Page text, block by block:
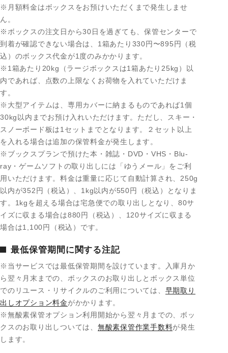
※月額料金はボックスをお預けいただくまで発生しませ
ん。
※ボックスの注文日から30日を過ぎても、保管センターで
到着が確認できない場合は、1箱あたり330円〜895円（税
込）のボックス代金が1度のみかかります。
※1箱あたり20kg（ラージボックスは1箱あたり25kg）以
内であれば、点数の上限なくお荷物を入れていただけま
す。
※大型アイテムは、専用カバーに納まるものであれば1個
30kg以内までお預け入れいただけます。ただし、スキー・
スノーボード板は1セットまでとなります。２セット以上
を入れる場合は追加の保管料金が発生します。
※ブックスプランで預けた本・雑誌・DVD・VHS・Blu-
ray・ゲームソフトの取り出しには「ゆうメール」をご利
用いただけます。料金は重量に応じて自動計算され、250g
以内が352 円（税込）、1kg以内が550円（税込）となりま
す。1kgを超える場合は宅急便での取り出しとなり、80サ
イズに収まる場合は880円（税込）、120サイズに収まる
場合は1,100円（税込）です。
最低保管期間に関する注記
※当サービスでは最低保管期間を設けています。入庫月か
ら翌々月末までの、ボックスのお取り出しとボックス単位
でのリユース・リサイクルのご利用については、 早期取り
出しオプション料金がかかります。
※無酸素保管オプション利用開始から翌々月までの、ボッ
クスのお取り出しついては、 無酸素保管作業手数料が発生
します。